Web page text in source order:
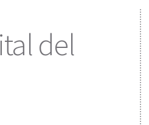
del